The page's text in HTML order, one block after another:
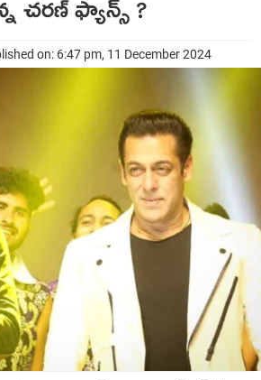
చరణ్ ఫ్యాన్స్ ?
on: 6:47 pm, 11 December 2024